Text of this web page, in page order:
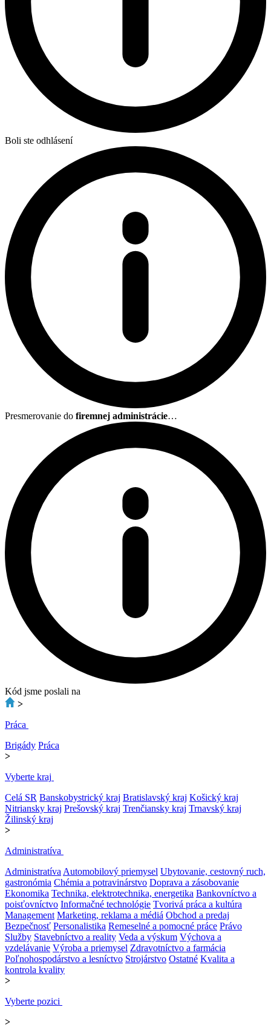
Boli ste odhlásení
Presmerovanie do firemnej administrácie…
Kód jsme poslali na
>
Práca
Brigády Práca
>
Vyberte kraj
Celá SR Banskobystrický kraj Bratislavský kraj Košický kraj
Nitriansky kraj Prešovský kraj Trenčiansky kraj Trnavský kraj
Žilinský kraj
>
Administratíva
AdministratívaAutomobilový priemysel Ubytovanie, cestovný ruch,
gastronómia Chémia a potravinárstvo Doprava a zásobovanie
Ekonomika Technika, elektrotechnika, energetika Bankovníctvo a
poisťovníctvo Informačné technológie Tvorivá práca a kultúra
Management Marketing, reklama a médiá Obchod a predaj
Bezpečnosť Personalistika Remeselné a pomocné práce Právo
Služby Stavebníctvo a reality Veda a výskum Výchova a
vzdelávanie Výroba a priemysel Zdravotníctvo a farmácia
Poľnohospodárstvo a lesníctvo Strojárstvo Ostatné Kvalita a
kontrola kvality
>
Vyberte pozici
>